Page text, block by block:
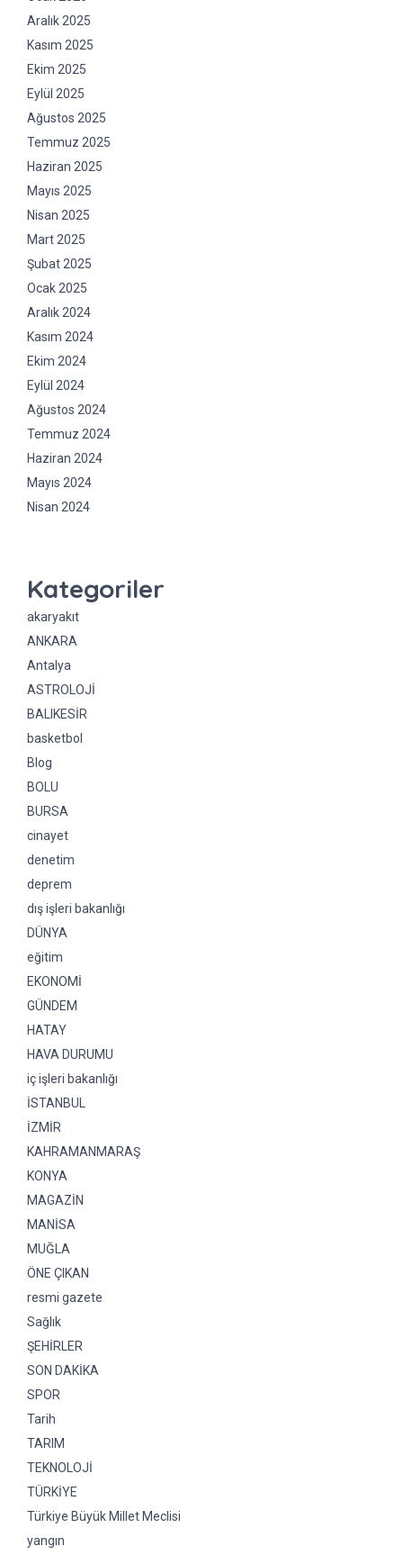
Aralık 2025
Kasım 2025
Ekim 2025
Eylül 2025
Ağustos 2025
Temmuz 2025
Haziran 2025
Mayıs 2025
Nisan 2025
Mart 2025
Şubat 2025
Ocak 2025
Aralık 2024
Kasım 2024
Ekim 2024
Eylül 2024
Ağustos 2024
Temmuz 2024
Haziran 2024
Mayıs 2024
Nisan 2024
Kategoriler
akaryakıt
ANKARA
Antalya
ASTROLOJİ
BALIKESİR
basketbol
Blog
BOLU
BURSA
cinayet
denetim
deprem
dış işleri bakanlığı
DÜNYA
eğitim
EKONOMİ
GÜNDEM
HATAY
HAVA DURUMU
iç işleri bakanlığı
İSTANBUL
İZMİR
KAHRAMANMARAŞ
KONYA
MAGAZİN
MANİSA
MUĞLA
ÖNE ÇIKAN
resmi gazete
Sağlık
ŞEHİRLER
SON DAKİKA
SPOR
Tarih
TARIM
TEKNOLOJİ
TÜRKİYE
Türkiye Büyük Millet Meclisi
yangın